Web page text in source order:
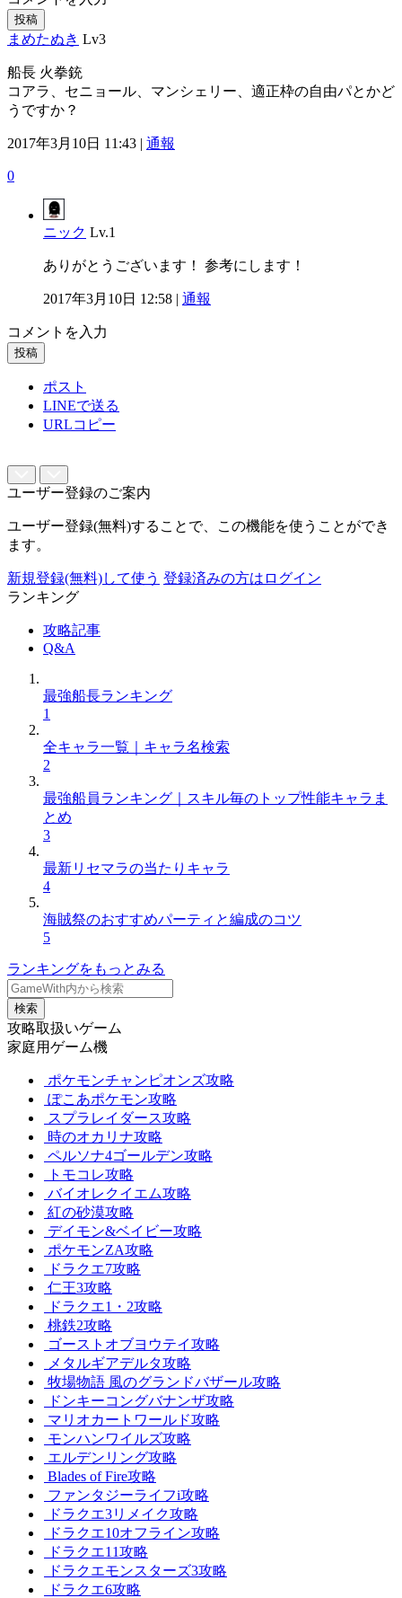
投稿
まめたぬき Lv3
船長 火拳銃
コアラ、セニョール、マンシェリー、適正枠の自由パとかど
うですか？
2017年3月10日 11:43 | 通報
0
ニック Lv.1
ありがとうございます！ 参考にします！
2017年3月10日 12:58 | 通報
コメントを入力
投稿
ポスト
LINEで送る
URLコピー
ユーザー登録のご案内
ユーザー登録(無料)することで、この機能を使うことができ
ます。
新規登録(無料)して使う 登録済みの方はログイン
ランキング
攻略記事
Q&A
最強船長ランキング
1
全キャラ一覧｜キャラ名検索
2
最強船員ランキング｜スキル毎のトップ性能キャラま
とめ
3
最新リセマラの当たりキャラ
4
海賊祭のおすすめパーティと編成のコツ
5
ランキングをもっとみる
検索
攻略取扱いゲーム
家庭用ゲーム機
ポケモンチャンピオンズ攻略
ぽこあポケモン攻略
スプラレイダース攻略
時のオカリナ攻略
ペルソナ4ゴールデン攻略
トモコレ攻略
バイオレクイエム攻略
紅の砂漠攻略
デイモン&ベイビー攻略
ポケモンZA攻略
ドラクエ7攻略
仁王3攻略
ドラクエ1・2攻略
桃鉄2攻略
ゴーストオブヨウテイ攻略
メタルギアデルタ攻略
牧場物語 風のグランドバザール攻略
ドンキーコングバナンザ攻略
マリオカートワールド攻略
モンハンワイルズ攻略
エルデンリング攻略
Blades of Fire攻略
ファンタジーライフi攻略
ドラクエ3リメイク攻略
ドラクエ10オフライン攻略
ドラクエ11攻略
ドラクエモンスターズ3攻略
ドラクエ6攻略